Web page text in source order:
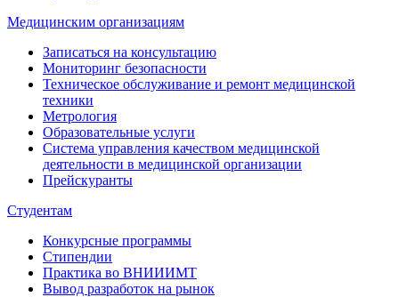
Медицинским организациям
Записаться на консультацию
Мониторинг безопасности
Техническое обслуживание и ремонт медицинской
техники
Метрология
Образовательные услуги
Система управления качеством медицинской
деятельности в медицинской организации
Прейскуранты
Студентам
Конкурсные программы
Стипендии
Практика во ВНИИИМТ
Вывод разработок на рынок